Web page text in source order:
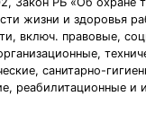
жизни и здоровья
включ. правовые,
санитарно-
реабилитационные и